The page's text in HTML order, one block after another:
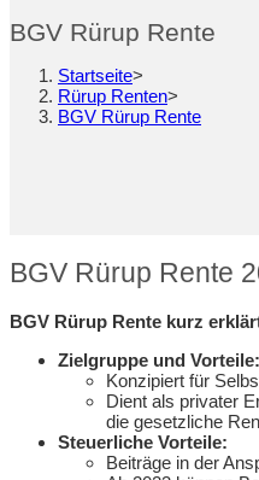
BGV Rürup Rente
Startseite>
Rürup Renten>
BGV Rürup Rente
BGV Rürup Rente
BGV Rürup Rente kurz
Zielgruppe und Vorteile:
Konzipiert für
Dient als privater
die gesetzliche
Steuerliche Vorteile:
Beiträge in der